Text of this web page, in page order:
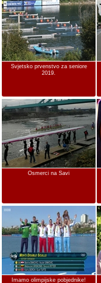
Svjetsko prvenstvo za seniore
2019.
Osmerci na Savi
Imamo olimpijske pobjednike!